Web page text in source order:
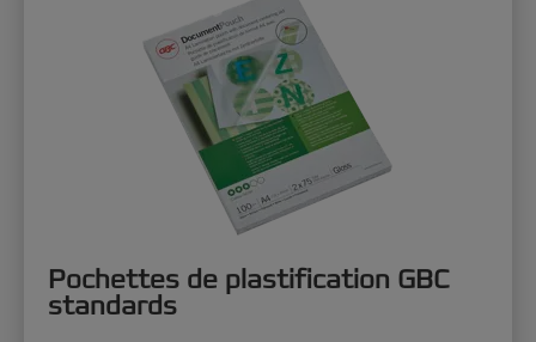
Pochettes de plastification GBC
standards